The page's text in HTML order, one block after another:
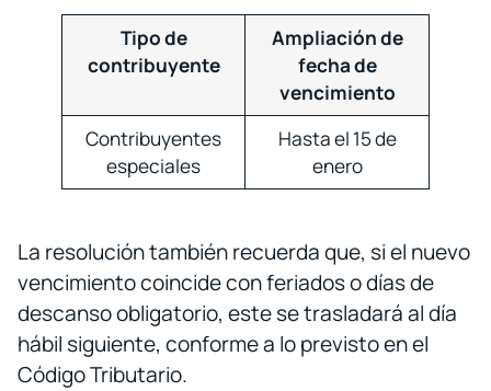
Tipo de
contribuyente
Ampliación de
fecha de
vencimiento
Contribuyentes
especiales
Hasta el 15 de
enero
La resolución también recuerda que, si el nuevo
vencimiento coincide con feriados o días de
descanso obligatorio, este se trasladará al día
hábil siguiente, conforme a lo previsto en el
Código Tributario.